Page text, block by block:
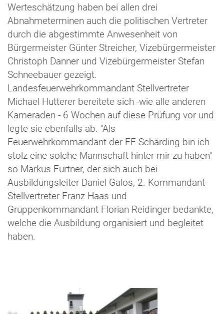
Werteschätzung haben bei allen drei
Abnahmeterminen auch die politischen Vertreter
durch die abgestimmte Anwesenheit von
Bürgermeister Günter Streicher, Vizebürgermeister
Christoph Danner und Vizebürgermeister Stefan
Schneebauer gezeigt.
Landesfeuerwehrkommandant Stellvertreter
Michael Hutterer bereitete sich -wie alle anderen
Kameraden - 6 Wochen auf diese Prüfung vor und
legte sie ebenfalls ab. "Als
Feuerwehrkommandant der FF Schärding bin ich
stolz eine solche Mannschaft hinter mir zu haben"
so Markus Furtner, der sich auch bei
Ausbildungsleiter Daniel Galos, 2. Kommandant-
Stellvertreter Franz Haas und
Gruppenkommandant Florian Reidinger bedankte,
welche die Ausbildung organisiert und begleitet
haben.